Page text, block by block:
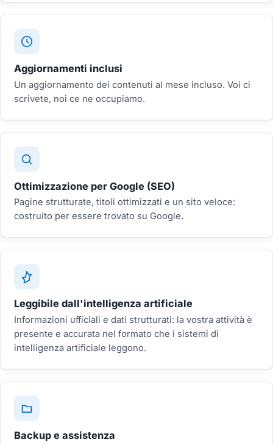
Aggiornamenti inclusi
Un aggiornamento dei contenuti al mese incluso. Voi ci
scrivete, noi ce ne occupiamo.
Ottimizzazione per Google (SEO)
Pagine strutturate, titoli ottimizzati e un sito veloce:
costruito per essere trovato su Google.
Leggibile dall'intelligenza artificiale
Informazioni ufficiali e dati strutturati: la vostra attività è
presente e accurata nel formato che i sistemi di
intelligenza artificiale leggono.
Backup e assistenza